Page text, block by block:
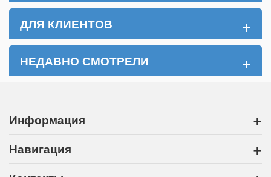
ДЛЯ КЛИЕНТОВ +
НЕДАВНО СМОТРЕЛИ +
Информация +
Навигация +